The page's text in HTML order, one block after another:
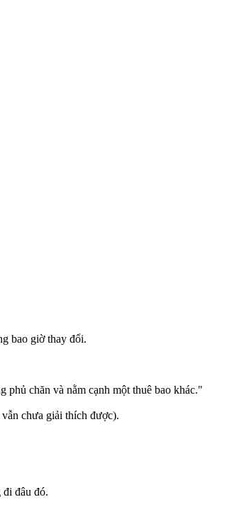
bao giờ thay đổi.
phủ chăn và nằm cạnh một thuê bao khác."
chưa giải thích được).
đi đâu đó.